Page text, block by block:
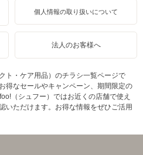
個人情報の取り扱いについて
法人のお客様へ
ト・ケア用品）のチラシ一覧ページで
得なセールやキャンペーン、期間限定の
（シュフー）ではお近くの店舗で使え
いただけます。お得な情報をぜひご活用